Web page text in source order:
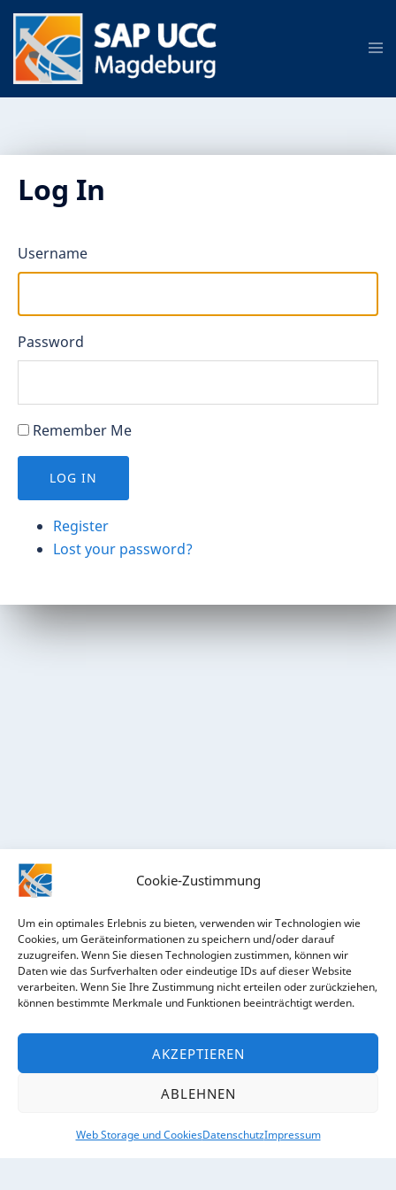
Cookie-Zustimmung
Um ein optimales Erlebnis zu bieten, verwenden wir Technologien wie
Cookies, um Geräteinformationen zu speichern und/oder darauf
zuzugreifen. Wenn Sie diesen Technologien zustimmen, können wir
Daten wie das Surfverhalten oder eindeutige IDs auf dieser Website
verarbeiten. Wenn Sie Ihre Zustimmung nicht erteilen oder zurückziehen,
können bestimmte Merkmale und Funktionen beeinträchtigt werden.
AKZEPTIEREN
ABLEHNEN
Web Storage und CookiesDatenschutzImpressum
Log In
Username
Password
Remember Me
LOG IN
Register
Lost your password?
RECHTLICHES
Impressum
Datenschutz